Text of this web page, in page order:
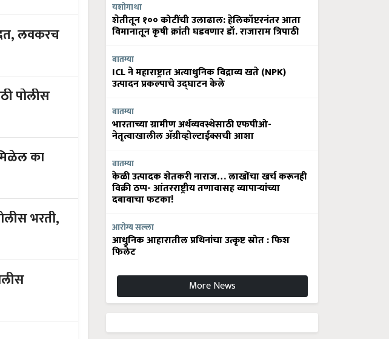
लवकरच
पोलीस
का
भरती,
यशोगाथा
शेतीतून १०० कोटींची उलाढाल: हेलिकॉप्टरनंतर आता
विमानातून कृषी क्रांती घडवणार डॉ. राजाराम त्रिपाठी
बातम्या
ICL ने महाराष्ट्रात अत्याधुनिक विद्राव्य खते (NPK)
उत्पादन प्रकल्पाचे उद्घाटन केले
बातम्या
भारताच्या ग्रामीण अर्थव्यवस्थेसाठी एफपीओ-
नेतृत्वाखालील अ‍ॅग्रीव्होल्टाईक्सची आशा
बातम्या
केळी उत्पादक शेतकरी नाराज… लाखोंचा खर्च करूनही
विक्री ठप्प- आंतरराष्ट्रीय तणावासह व्यापाऱ्यांच्या
दबावाचा फटका!
आरोग्य सल्ला
आधुनिक आहारातील प्रथिनांचा उत्कृष्ट स्रोत : फिश
फिलेट
More News